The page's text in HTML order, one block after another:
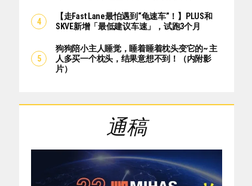
【走Fast Lane最怕遇到“龟速车”！】PLUS和
SKVE新增「最低建议车速」，试跑3个月
狗狗陪小主人睡觉，睡着睡着枕头变它的~ 主
人多买一个枕头，结果意想不到！（内附影
片）
通稿